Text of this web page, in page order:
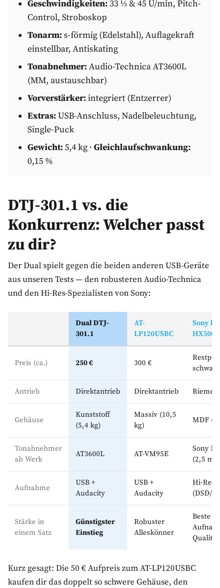
Geschwindigkeiten: 33 ⅓ & 45 U/min, Pitch-
Control, Stroboskop
Tonarm:s-förmig (Edelstahl), Auflagekraft
einstellbar, Antiskating
Tonabnehmer:Audio-Technica AT3600L
(MM, austauschbar)
Vorverstärker:integriert (Entzerrer)
Extras:USB-Anschluss, Nadelbeleuchtung,
Single-Puck
Gewicht:5,4 kg · Gleichlaufschwankung:
0,15 %
DTJ-301.1 vs. die
Konkurrenz: Welcher passt
zu dir?
Der Dual spielt gegen die beiden anderen USB-Geräte
aus unseren Tests — den robusteren Audio-Technica
und den Hi-Res-Spezialisten von Sony:
Dual DTJ-
301.1
AT-
LP120USBC
Sony
HX500
Preis (ca.) 250 € 300 €
Antrieb Direktantrieb Direktantrieb Riemen
Gehäuse
Kunststoff
(5,4 kg)
Massiv (10,5
kg)
MDF
Tonabnehmer
ab Werk
AT3600L AT-VM95E
Sony
(2,5
Aufnahme
USB +
Audacity
USB +
Audacity
Hi-Res
(DSD/
Stärke in
einem Satz
Günstigster
Einstieg
Robuster
Alleskönner
Beste
Qualität
Kurz gesagt: Die 50 € Aufpreis zum AT-LP120USBC
kaufen dir das doppelt so schwere Gehäuse, den